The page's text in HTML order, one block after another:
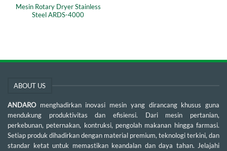
Mesin Rotary Dryer Stainless
Steel ARDS-4000
ABOUT US
ANDARO menghadirkan inovasi mesin yang dirancang khusus guna
mendukung produktivitas dan efisiensi. Dari mesin pertanian,
perkebunan, peternakan, kontruksi, pengolah makanan hingga farmasi.
Setiap produk dihadirkan dengan material premium, teknologi terkini, dan
standar ketat untuk memastikan keandalan dan daya tahan. Jelajahi